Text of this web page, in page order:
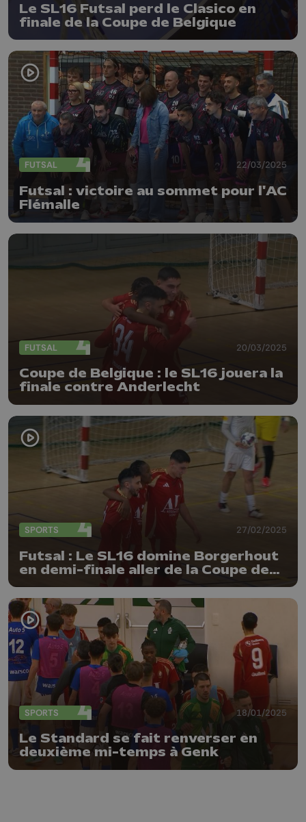
Le SL16 Futsal perd le Clasico en
finale de la Coupe de Belgique
FUTSAL 22/03/2025
Futsal : victoire au sommet pour l'AC
Flémalle
FUTSAL 20/03/2025
Coupe de Belgique : le SL16 jouera la
finale contre Anderlecht
SPORTS 27/02/2025
Futsal : Le SL16 domine Borgerhout
en demi-finale aller de la Coupe de
Belgique
SPORTS 18/01/2025
Le Standard se fait renverser en
deuxième mi-temps à Genk